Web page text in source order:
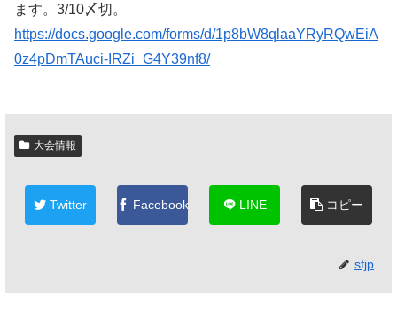
ます。3/10〆切。
https://docs.google.com/forms/d/1p8bW8qlaaYRyRQwEiA
0z4pDmTAuci-IRZi_G4Y39nf8/
大会情報
Twitter Facebook LINE コピー
sfjp